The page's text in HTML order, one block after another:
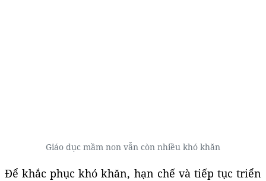
Giáo dục mầm non vẫn còn nhiều khó khăn
Để khắc phục khó khăn, hạn chế và tiếp tục triển